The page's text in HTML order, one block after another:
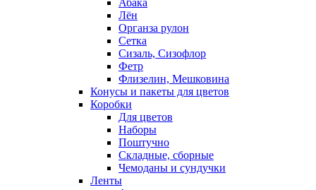
Абака
Лён
Органза рулон
Сетка
Сизаль, Сизофлор
Фетр
Флизелин, Мешковина
Конусы и пакеты для цветов
Коробки
Для цветов
Наборы
Поштучно
Складные, сборные
Чемоданы и сундучки
Ленты